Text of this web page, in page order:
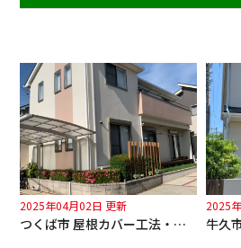
2025年04月02日 更新
つくば市 屋根カバー工法・外壁全面塗装
2025
牛久